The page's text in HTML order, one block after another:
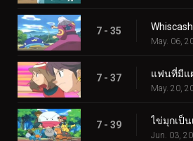
7 - 35
May. 06,
7 - 37
May. 20,
7 - 39
Jun. 03,